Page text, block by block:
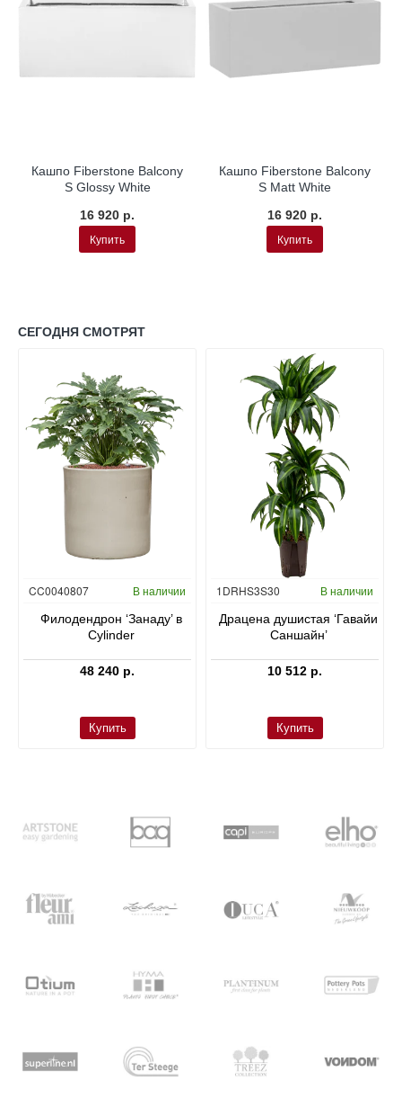
Кашпо Fiberstone Balcony
S Glossy White
16 920 р.
Купить
Кашпо Fiberstone Balcony
S Matt White
16 920 р.
Купить
СЕГОДНЯ СМОТРЯТ
CC0040807 В наличии
Филодендрон ‘Занаду’ в
Cylinder
48 240 р.
Купить
Гидропоника
1DRHS3S30 В наличии
Драцена душистая ‘Гавайи
Саншайн’
10 512 р.
Купить